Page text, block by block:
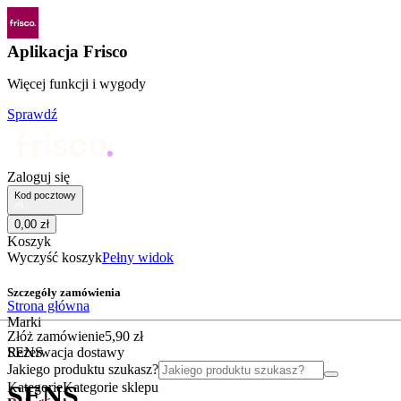
Aplikacja Frisco
Więcej funkcji i wygody
Sprawdź
Zaloguj się
Kod pocztowy
0,00 zł
Koszyk
Wyczyść koszykPełny widok
Szczegóły zamówienia
Złóż zamówienie5,90 zł
Rezerwacja dostawy
Jakiego produktu szukasz?
KategorieKategorie sklepu
Strona główna
Marki
SENS